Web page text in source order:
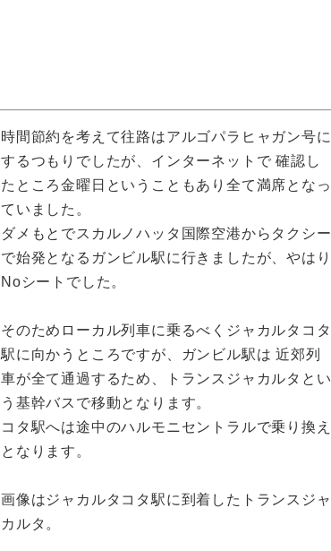
時間節約を考えて往路はアルゴパラヒャガン号に
するつもりでしたが、インターネットで 確認し
たところ金曜日ということもあり全て満席となっ
ていました。
ダメもとでスカルノハッタ国際空港からタクシー
で始発となるガンビル駅に行きましたが、やはり
Noシートでした。
そのためローカル列車に乗るべくジャカルタコタ
駅に向かうところですが、ガンビル駅は 近郊列
車が全て通過するため、トランスジャカルタとい
う基幹バスで移動となります。
コタ駅へは途中のハルモニセントラルで乗り換え
となります。
画像はジャカルタコタ駅に到着したトランスジャ
カルタ。